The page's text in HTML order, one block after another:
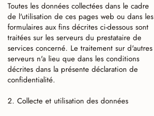
Toutes les données collectées dans le cadre
de l'utilisation de ces pages web ou dans les
formulaires aux fins décrites ci-dessous sont
traitées sur les serveurs du prestataire de
services concerné. Le traitement sur d'autres
serveurs n'a lieu que dans les conditions
décrites dans la présente déclaration de
confidentialité.
2. Collecte et utilisation des données